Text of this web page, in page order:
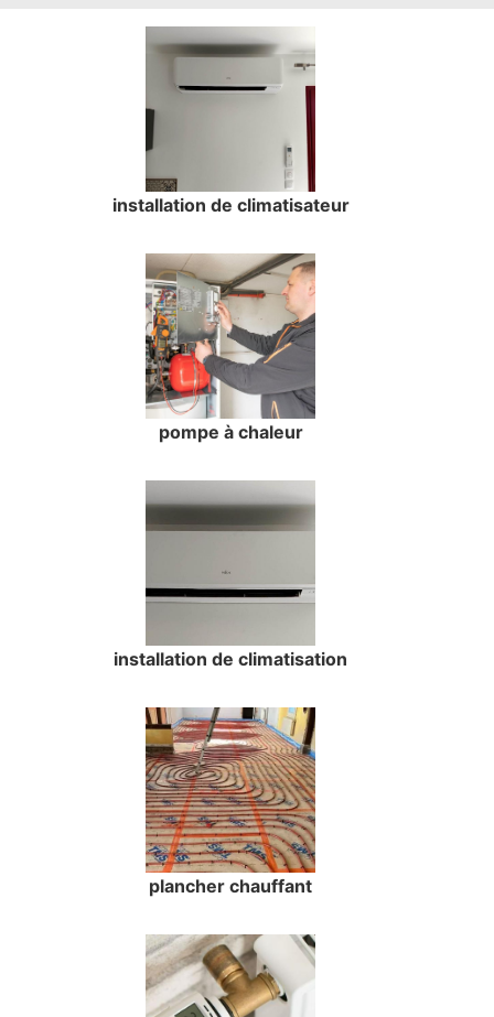
installation de climatisateur
pompe à chaleur
installation de climatisation
plancher chauffant